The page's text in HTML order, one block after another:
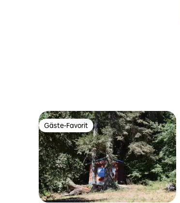
Gäste-Favorit
Gäste-Favorit